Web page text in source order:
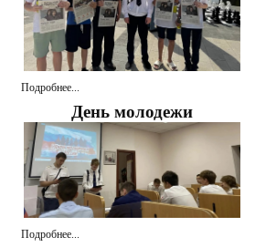
Подробнее...
День молодежи
Подробнее...